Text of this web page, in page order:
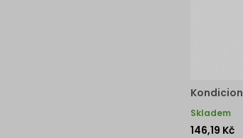
Skladem
146,19 Kč